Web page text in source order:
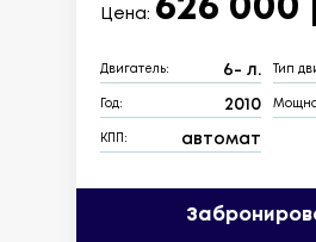
Цена: 626 000
Двигатель: 6- л. Тип
Год: 2010
КПП: автомат